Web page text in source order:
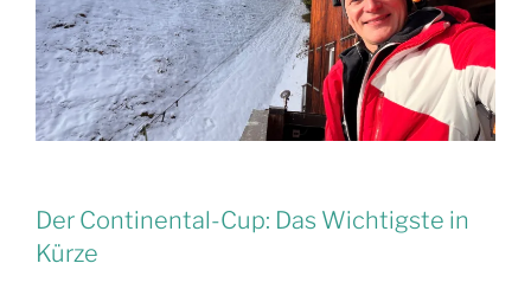
Der Continental-Cup: Das Wichtigste in
Kürze